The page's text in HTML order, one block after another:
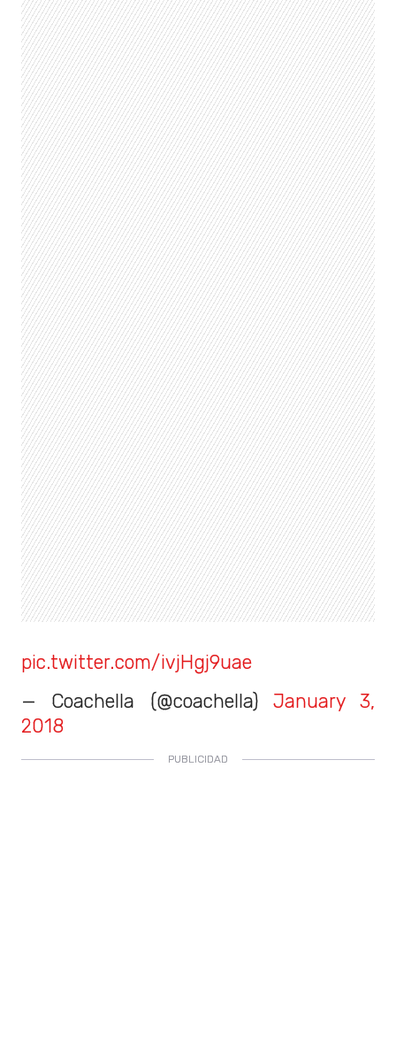
pic.twitter.com/ivjHgj9uae
— Coachella (@coachella) January 3,
2018